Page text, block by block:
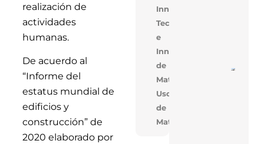
realización de
actividades
humanas.
De acuerdo al
“Informe del
estatus mundial de
edificios y
construcción” de
2020 elaborado por
Innovación
Tecnologia
e
Innovacion,Uso
de
Materiales
Uso
de
Materiales